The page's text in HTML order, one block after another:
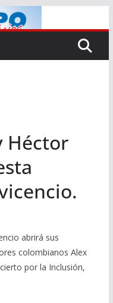
Héctor
abrirá sus
colombianos Alex
por la Inclusión,